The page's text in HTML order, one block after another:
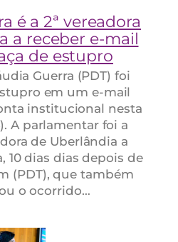
é a 2ª vereadora
a receber e-mail
de estupro
Guerra (PDT) foi
em um e-mail
institucional nesta
A parlamentar foi a
de Uberlândia a
10 dias dias depois de
(PDT), que também
o ocorrido…